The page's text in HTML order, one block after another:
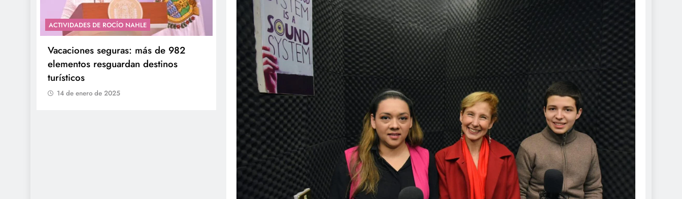
ACTIVIDADES DE ROCÍO NAHLE
Entrega Gobernadora 5 mil apoyos a
la Palabra y a la Familia
14 de enero de 2025
ACTIVIDADES DE ROCÍO NAHLE
Vacaciones seguras: más de 982
elementos resguardan destinos
turísticos
14 de enero de 2025